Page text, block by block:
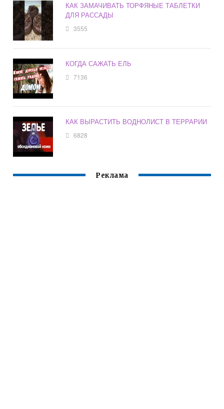
КАК ЗАМАЧИВАТЬ ТОРФЯНЫЕ ТАБЛЕТКИ
ДЛЯ РАССАДЫ
3555
КОГДА САЖАТЬ ЕЛЬ
7136
КАК ВЫРАСТИТЬ ВОДНОЛИСТ В ТЕРРАРИИ
6828
Реклама